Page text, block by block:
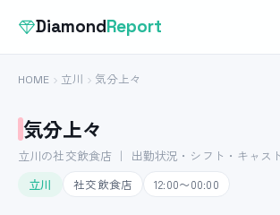
DiamondReport
HOME 立川 気分上々
気分上々
立川の社交飲食店 ｜ 出勤状況・シフト・キャス
立川
社交飲食店 12:00〜00:00